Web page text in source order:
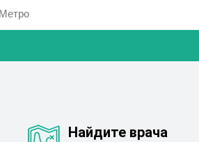
Найдите врача